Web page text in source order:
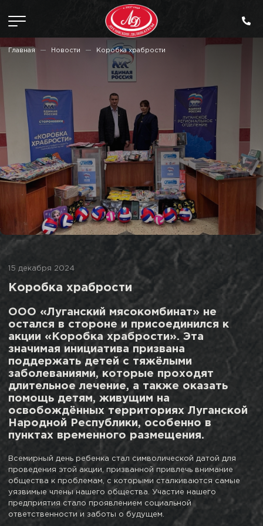
Главная Новости Коробка храбрости
15 декабря 2024
Коробка храбрости
ООО «Луганский мясокомбинат» не
остался в стороне и присоединился к
акции «Коробка храбрости». Эта
значимая инициатива призвана
поддержать детей с тяжёлыми
заболеваниями, которые проходят
длительное лечение, а также оказать
помощь детям, живущим на
освобождённых территориях Луганской
Народной Республики, особенно в
пунктах временного размещения.
Всемирный день ребенка стал символической датой для
проведения этой акции, призванной привлечь внимание
общества к проблемам, с которыми сталкиваются самые
уязвимые члены нашего общества. Участие нашего
предприятия стало проявлением социальной
ответственности и заботы о будущем.